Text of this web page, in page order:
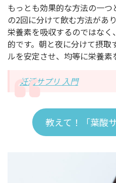
もっとも効果的な方法の一
の2回に分けて飲む方法があ
栄養素を吸収するのではな
的です。朝と夜に分けて摂
ルを安定させ、均等に栄養素
妊活サプリ 入門
教えて！「葉酸